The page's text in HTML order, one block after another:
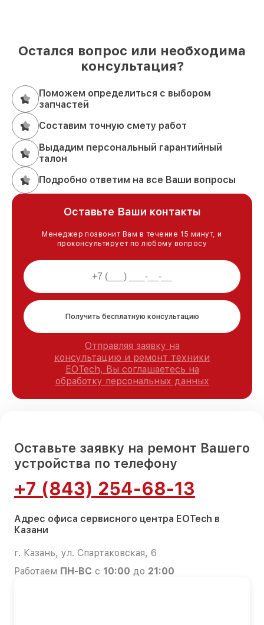
Остался вопрос или необходима
консультация?
Поможем определиться с выбором
запчастей
Составим точную смету работ
Выдадим персональный гарантийный
талон
Подробно ответим на все Ваши вопросы
Оставьте Ваши контакты
Менеджер позвонит Вам в течение 15 минут, и
проконсультирует по любому вопросу
Получить бесплатную консультацию
Отправляя заявку на
консультацию и ремонт техники
EOTech, Вы соглашаетесь на
обработку персональных данных
Оставьте заявку на ремонт Вашего
устройства по телефону
+7 (843) 254-68-13
Адрес офиса сервисного центра EOTech в
Казани
г. Казань, ул. Спартаковская, 6
Работаем ПН-ВС с 10:00 до 21:00